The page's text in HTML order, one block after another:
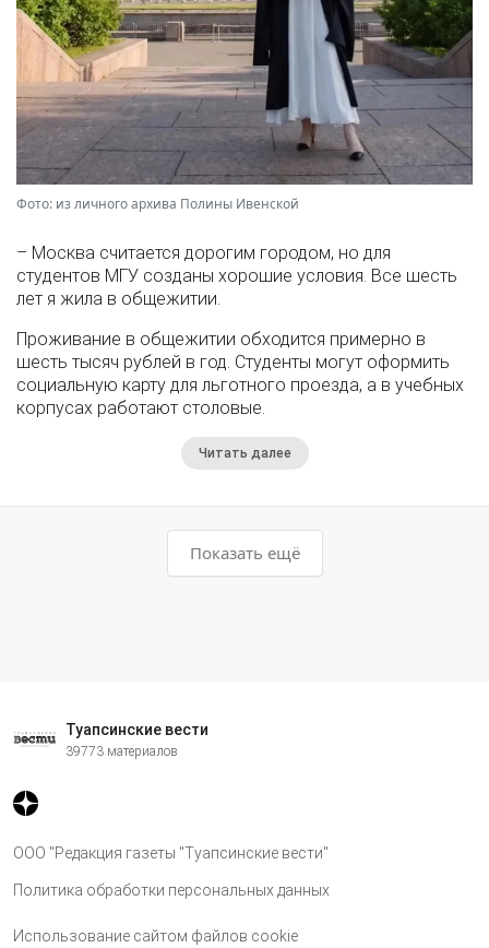
Фото: из личного архива Полины Ивенской
– Москва считается дорогим городом, но для
студентов МГУ созданы хорошие условия. Все шесть
лет я жила в общежитии.
Проживание в общежитии обходится примерно в
шесть тысяч рублей в год. Студенты могут оформить
социальную карту для льготного проезда, а в учебных
корпусах работают столовые.
Читать далее
Показать ещё
Туапсинские вести
39773 материалов
ООО "Редакция газеты "Туапсинские вести"
Политика обработки персональных данных
Использование сайтом файлов cookie